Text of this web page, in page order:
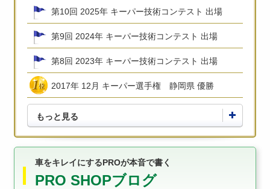
第10回 2025年 キーパー技術コンテスト 出場
第9回 2024年 キーパー技術コンテスト 出場
第8回 2023年 キーパー技術コンテスト 出場
2017年 12月 キーパー選手権 静岡県 優勝
もっと見る
車をキレイにするPROが本音で書く
PRO SHOPブログ